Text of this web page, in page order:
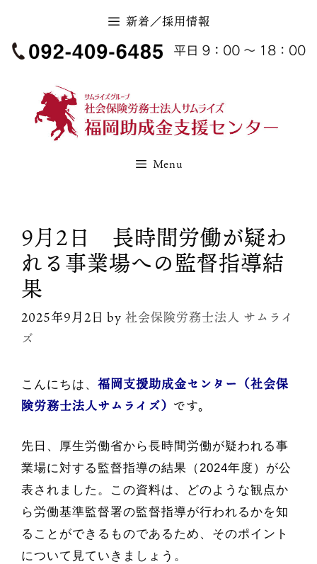
新着／採用情報
Menu
9月2日 長時間労働が疑わ
れる事業場への監督指導結
果
2025年9月2日 by 社会保険労務士法人 サムライ
ズ
こんにちは、 福岡支援助成金センター（社会保
険労務士法人サムライズ） です。
先日、厚生労働省から長時間労働が疑われる事
業場に対する監督指導の結果（2024年度）が公
表されました。この資料は、どのような観点か
ら労働基準監督署の監督指導が行われるかを知
ることができるものであるため、そのポイント
について見ていきましょう。